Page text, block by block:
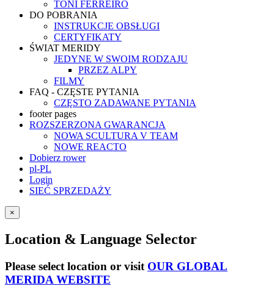
TONI FERREIRO
DO POBRANIA
INSTRUKCJE OBSŁUGI
CERTYFIKATY
ŚWIAT MERIDY
JEDYNE W SWOIM RODZAJU
PRZEZ ALPY
FILMY
FAQ - CZĘSTE PYTANIA
CZĘSTO ZADAWANE PYTANIA
footer pages
ROZSZERZONA GWARANCJA
NOWA SCULTURA V TEAM
NOWE REACTO
Dobierz rower
pl-PL
Login
SIEĆ SPRZEDAŻY
×
Location & Language Selector
Please select location or visit OUR GLOBAL
MERIDA WEBSITE